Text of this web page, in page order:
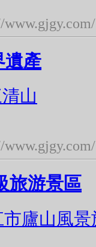
www.gjgy.com/
遺產
山
www.gjgy.com/
旅游景區
市廬山風